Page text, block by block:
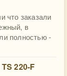
что заказали
в
полностью -
220-F